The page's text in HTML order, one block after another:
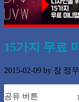
15가지 무료
2015-02-09 by 장 정우
공유 버튼